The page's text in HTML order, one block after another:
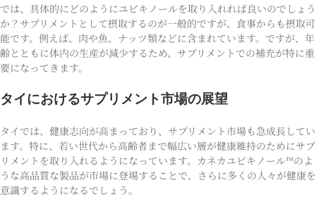
では、具体的にどのようにユビキノールを取り入れれば良いのでしょう
か？サプリメントとして摂取するのが一般的ですが、食事からも摂取可
能です。例えば、肉や魚、ナッツ類などに含まれています。ですが、年
齢とともに体内の生産が減少するため、サプリメントでの補充が特に重
要になってきます。
タイにおけるサプリメント市場の展望
タイでは、健康志向が高まっており、サプリメント市場も急成長してい
ます。特に、若い世代から高齢者まで幅広い層が健康維持のためにサプ
リメントを取り入れるようになっています。カネカユビキノール™のよ
うな高品質な製品が市場に登場することで、さらに多くの人々が健康を
意識するようになるでしょう。